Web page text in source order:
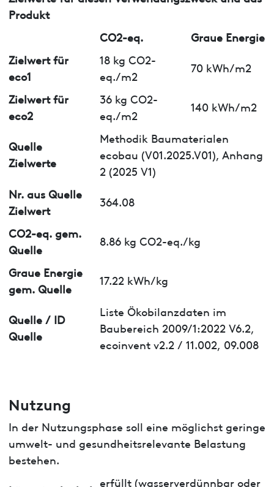
Produkt
CO2-eq.
Graue Energie
Zielwert für
eco1
18 kg CO2-
eq./m2
70 kWh/m2
Zielwert für
eco2
36 kg CO2-
eq./m2
140 kWh/m2
Quelle
Zielwerte
Methodik Baumaterialen
ecobau (V01.2025.V01), Anhang
2 (2025 V1)
Nr. aus Quelle
Zielwert
364.08
CO2-eq. gem.
Quelle
8.86 kg CO2-eq./kg
Graue Energie
gem. Quelle
17.22 kWh/kg
Quelle / ID
Quelle
Liste Ökobilanzdaten im
Baubereich 2009/1:2022 V6.2,
ecoinvent v2.2 / 11.002, 09.008
Nutzung
In der Nutzungsphase soll eine möglichst geringe
umwelt- und gesundheitsrelevante Belastung
bestehen.
erfüllt (wasserverdünnbar oder